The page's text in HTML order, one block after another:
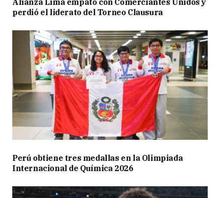
perdió el liderato del Torneo Clausura
Perú obtiene tres medallas en la Olimpiada
Internacional de Química 2026